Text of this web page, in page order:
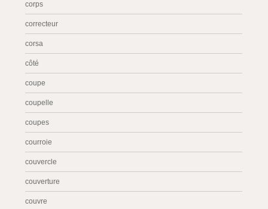
corps
correcteur
corsa
côté
coupe
coupelle
coupes
courroie
couvercle
couverture
couvre